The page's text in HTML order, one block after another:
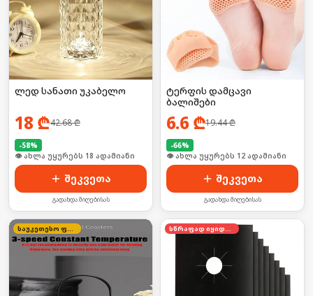
ლედ სანათი უკაბელო
18 ₾42.68₾
-58%
🛒 ბოლო 24სთ-ში იყიდა 24-მა
შეკვეთა
გადახდა მიღებისას
ტერფის დამცავი
ბალიშები
6.6 ₾19.44₾
-66%
🛒 ბოლო 24სთ-ში იყიდა 21-მა
შეკვეთა
გადახდა მიღებისას